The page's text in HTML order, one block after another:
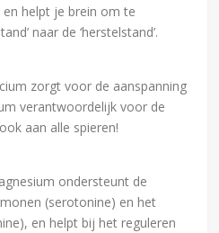
helpt je brein om te
naar de ‘herstelstand’.
zorgt voor de aanspanning
verantwoordelijk voor de
aan alle spieren!
ondersteunt de
(serotonine) en het
en helpt bij het reguleren